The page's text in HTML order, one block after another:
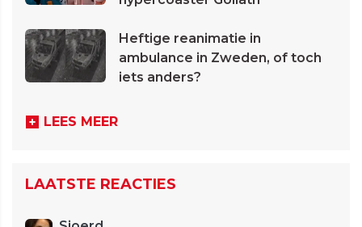
Heftige reanimatie in
ambulance in Zweden, of toch
iets anders?
LEES MEER
LAATSTE REACTIES